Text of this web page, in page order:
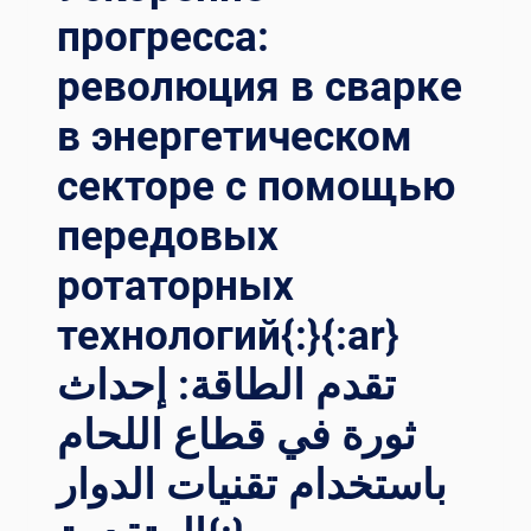
وار ا
للحام{:}{:
IT}RIVOLUZIONARE LA
LDATURA DE
LLE TO
RRI EO
OGRESSI NE
LLA TE
CNOLOGIA DE
I RO
TATORI DI
LDATURA{:}{:
TH}กา
รปฏ
ิวัติกา
прогресса:
революция в сварке
в энергетическом
секторе с помощью
передовых
ротаторных
технологий{:}{:ar}
تقدم الطاقة: إحداث
ثورة في قطاع اللحام
باستخدام تقنيات الدوار